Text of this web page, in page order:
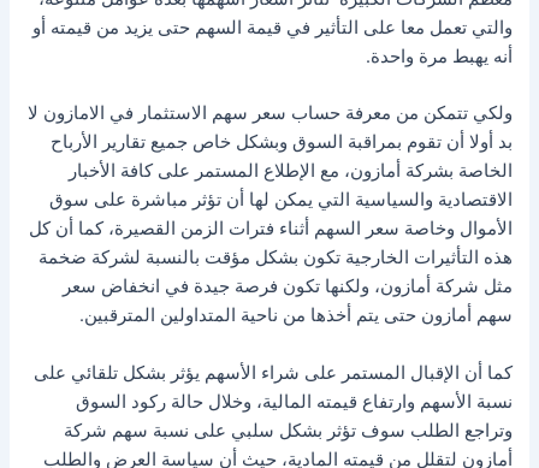
والتي تعمل معا على التأثير في قيمة السهم حتى يزيد من قيمته أو
أنه يهبط مرة واحدة.
ولكي تتمكن من معرفة حساب سعر سهم الاستثمار في الامازون لا
بد أولا أن تقوم بمراقبة السوق وبشكل خاص جميع تقارير الأرباح
الخاصة بشركة أمازون، مع الإطلاع المستمر على كافة الأخبار
الاقتصادية والسياسية التي يمكن لها أن تؤثر مباشرة على سوق
الأموال وخاصة سعر السهم أثناء فترات الزمن القصيرة، كما أن كل
هذه التأثيرات الخارجية تكون بشكل مؤقت بالنسبة لشركة ضخمة
مثل شركة أمازون، ولكنها تكون فرصة جيدة في انخفاض سعر
سهم أمازون حتى يتم أخذها من ناحية المتداولين المترقبين.
كما أن الإقبال المستمر على شراء الأسهم يؤثر بشكل تلقائي على
نسبة الأسهم وارتفاع قيمته المالية، وخلال حالة ركود السوق
وتراجع الطلب سوف تؤثر بشكل سلبي على نسبة سهم شركة
أمازون لتقلل من قيمته المادية، حيث أن سياسة العرض والطلب